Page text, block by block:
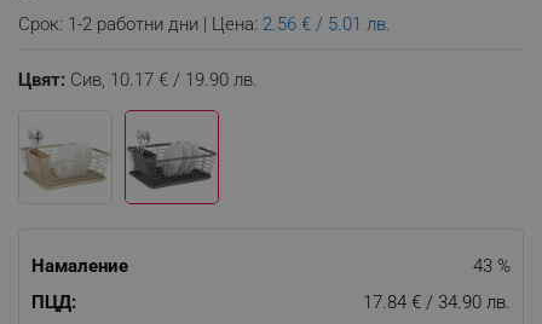
Срок: 1-2 работни дни | Цена: 2.56 € / 5.01 лв.
Цвят: Сив, 10.17 € / 19.90 лв.
Намаление
43 %
ПЦД:
17.84 € / 34.90 лв.